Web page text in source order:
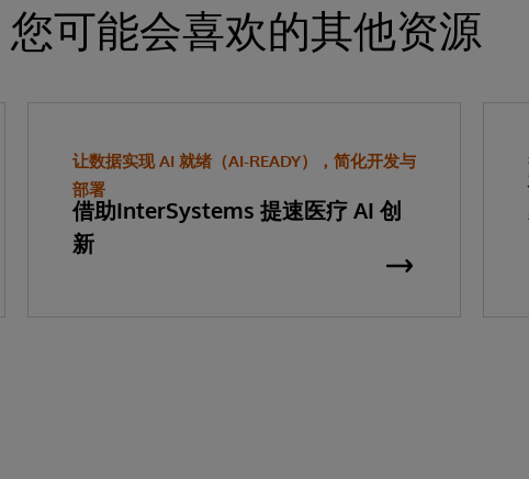
您可能会喜欢的其他资源
让数据实现 AI 就绪（AI-READY），简化开发与
部署
借助InterSystems 提速医疗 AI 创
新